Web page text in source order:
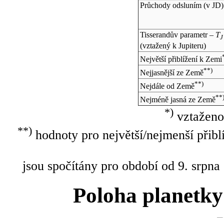
Průchody odsluním (v JD)
Tisserandův parametr – TJ
(vztažený k Jupiteru)
Největší přiblížení k Zemi
Nejjasnější ze Země**)
Nejdále od Země**)
Nejméně jasná ze Země**)
*)
**)hodnoty pro největší/nejmenší
jsou spočítány pro období od 9.
Poloha